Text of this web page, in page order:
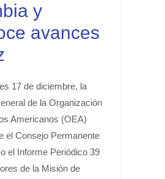
y
avances
17 de diciembre, la
de la Organización
Americanos (OEA)
el Consejo Permanente
el Informe Periódico 39
de la Misión de